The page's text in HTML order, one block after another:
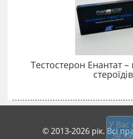
Тестостерон Енантат
стероїдів
© 2013-2026 рік. Всі
У Вас